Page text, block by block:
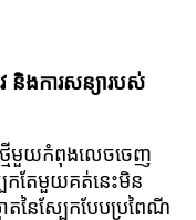
ាវ និងការសន្យារបស់
ថ្មីមួយកំពុងលេចចេញ
កតែមួយគត់នេះមិន
តនៃស្បែកបែបប្រពៃណី